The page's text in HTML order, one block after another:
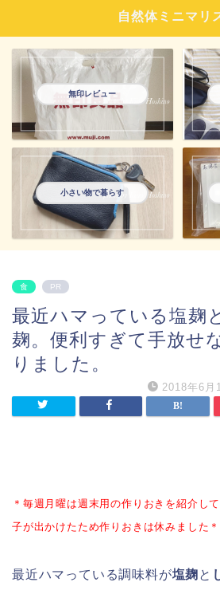
自然体ミニマリ
無印レビュー
小さい物で暮らす
食 PR
最近ハマっている塩麹
麹。便利すぎて手放せ
りました。
2018年6月
＊毎週月曜は週末用の作りおきを紹介し
子が出かけたため作りおきは休みました＊
最近ハマっている調味料が塩麹と